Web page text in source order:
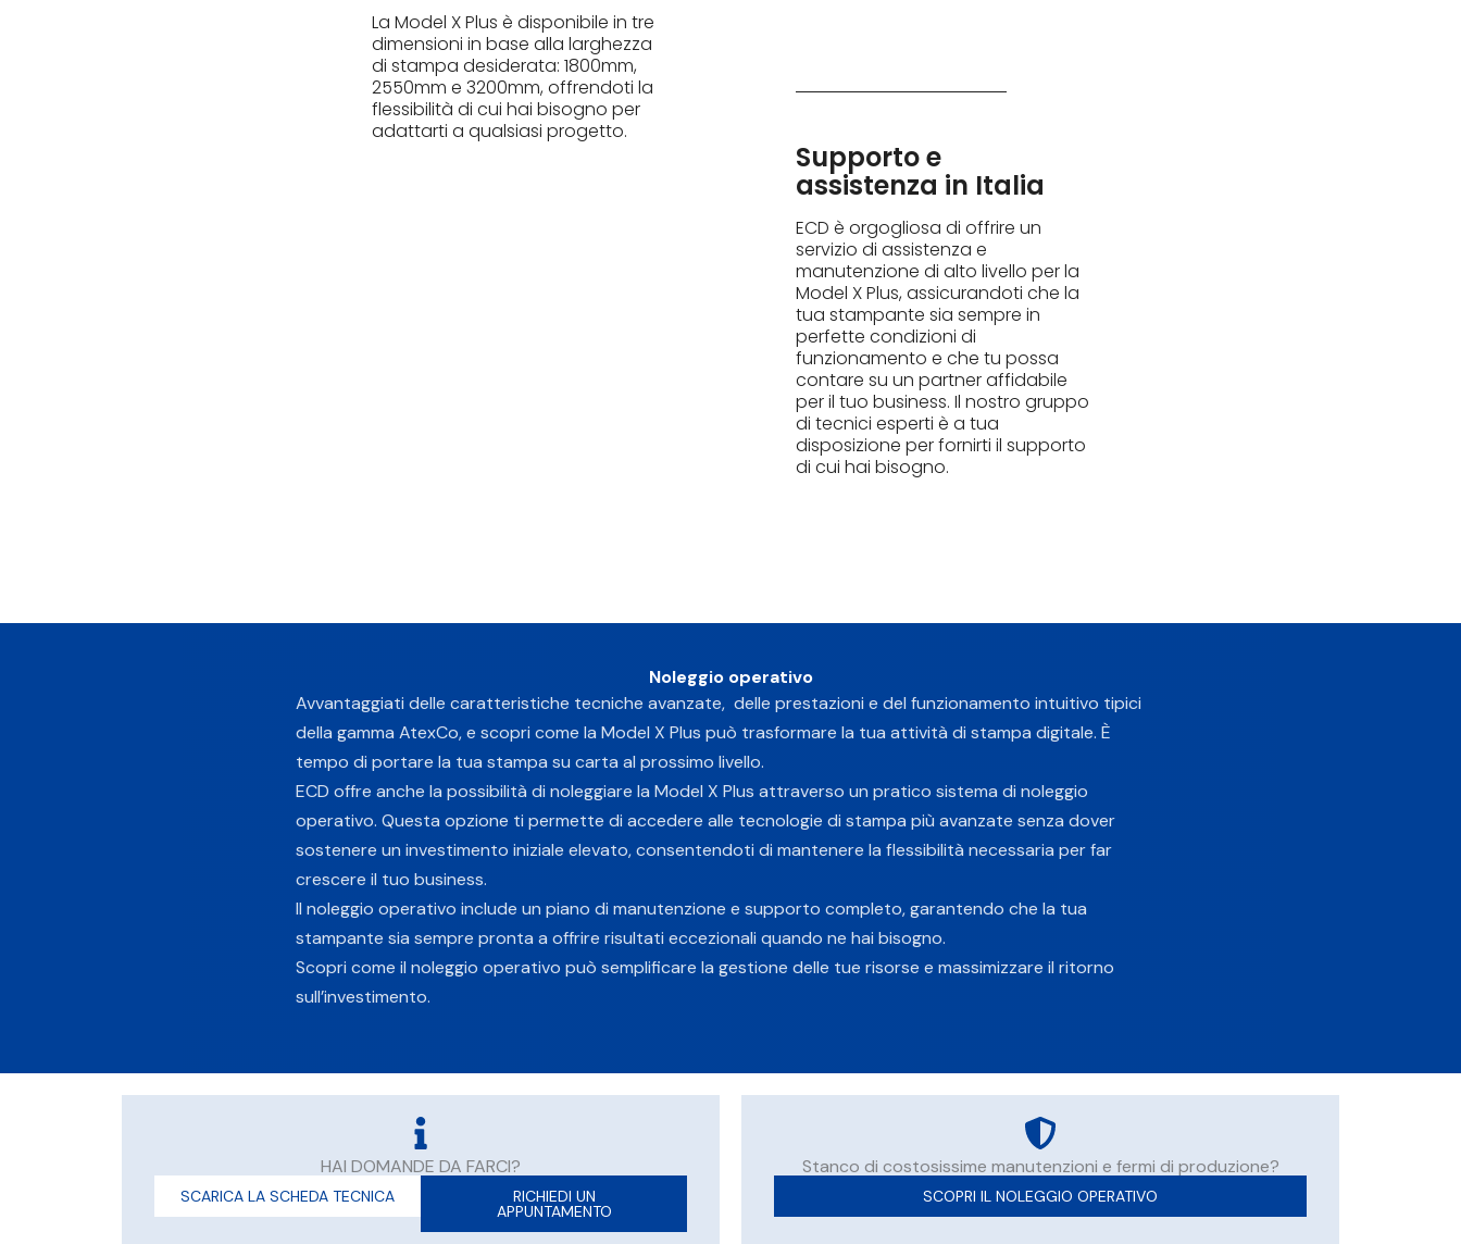
La Model X Plus è disponibile in tre
dimensioni in base alla larghezza
di stampa desiderata: 1800mm,
2550mm e 3200mm, offrendoti la
flessibilità di cui hai bisogno per
adattarti a qualsiasi progetto.
Supporto e
assistenza in Italia
ECD è orgogliosa di offrire un
servizio di assistenza e
manutenzione di alto livello per la
Model X Plus, assicurandoti che la
tua stampante sia sempre in
perfette condizioni di
funzionamento e che tu possa
contare su un partner affidabile
per il tuo business. Il nostro gruppo
di tecnici esperti è a tua
disposizione per fornirti il supporto
di cui hai bisogno.
Noleggio operativo
Avvantaggiati delle caratteristiche tecniche avanzate, delle prestazioni e del funzionamento intuitivo tipici
della gamma AtexCo, e scopri come la Model X Plus può trasformare la tua attività di stampa digitale. È
tempo di portare la tua stampa su carta al prossimo livello.
ECD offre anche la possibilità di noleggiare la Model X Plus attraverso un pratico sistema di noleggio
operativo. Questa opzione ti permette di accedere alle tecnologie di stampa più avanzate senza dover
sostenere un investimento iniziale elevato, consentendoti di mantenere la flessibilità necessaria per far
crescere il tuo business.
Il noleggio operativo include un piano di manutenzione e supporto completo, garantendo che la tua
stampante sia sempre pronta a offrire risultati eccezionali quando ne hai bisogno.
Scopri come il noleggio operativo può semplificare la gestione delle tue risorse e massimizzare il ritorno
sull’investimento.
HAI DOMANDE DA FARCI?
SCARICA LA SCHEDA TECNICA RICHIEDI UN
APPUNTAMENTO
Stanco di costosissime manutenzioni e fermi di produzione?
SCOPRI IL NOLEGGIO OPERATIVO